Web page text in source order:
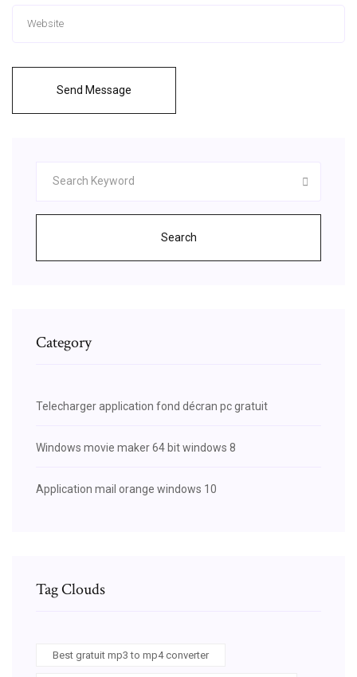
Send Message
Search
Category
Telecharger application fond décran pc gratuit
Windows movie maker 64 bit windows 8
Application mail orange windows 10
Tag Clouds
Best gratuit mp3 to mp4 converter